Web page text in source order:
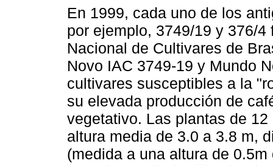
En 1999, cada uno de los
por ejemplo, 3749/19 y 376/
Nacional de Cultivares de
Novo IAC 3749-19 y Mundo
cultivares susceptibles a la
su elevada producción de
vegetativo. Las plantas de
altura media de 3.0 a 3.8 m,
(medida a una altura de